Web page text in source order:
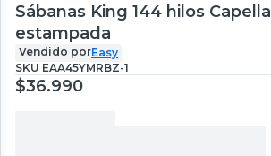
Sábanas King 144 hilos Capella
estampada
Vendido porEasy
SKU EAA45YMRBZ-1
$36.990